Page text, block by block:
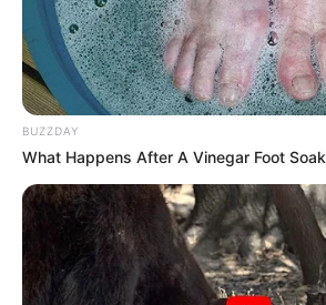
BUZZDAY
What Happens After A Vinegar Foot Soak